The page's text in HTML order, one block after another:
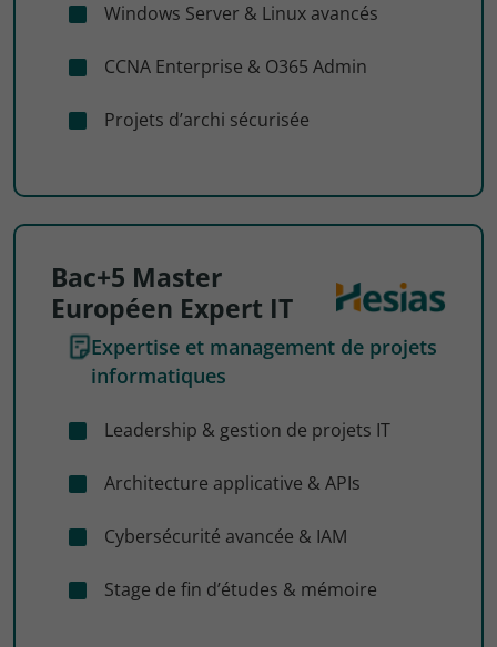
Windows Server & Linux avancés
CCNA Enterprise & O365 Admin
Projets d’archi sécurisée
Bac+5 Master
Européen Expert IT
Expertise et management de projets
informatiques
Leadership & gestion de projets IT
Architecture applicative & APIs
Cybersécurité avancée & IAM
Stage de fin d’études & mémoire